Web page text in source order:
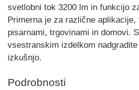
svetlobni tok 3200 lm in funkcijo
Primerna je za različne
pisarnami, trgovinami in domovi.
vsestranskim izdelkom
izkušnjo.
Podrobnosti